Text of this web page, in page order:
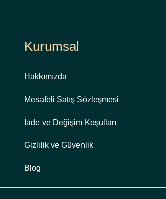
Kurumsal
Hakkımızda
Mesafeli Satış Sözleşmesi
İade ve Değişim Koşulları
Gizlilik ve Güvenlik
Blog